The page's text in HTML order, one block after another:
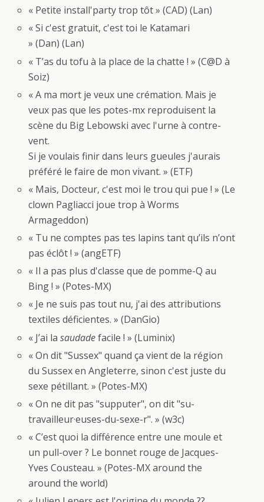
« Petite install'party trop tôt » (CAD) (Lan)
« Si c'est gratuit, c'est toi le Katamari
» (Dan) (Lan)
« T’as du tofu à la place de la chatte ! » (C@D à
Soiz)
« A ma mort je veux une crémation. Mais je
veux pas que les potes-mx reproduisent la
scène du Big Lebowski avec l'urne à contre-
vent.
Si je voulais finir dans leurs gueules j'aurais
préféré le faire de mon vivant. » (ETF)
« Mais, Docteur, c'est moi le trou qui pue ! » (Le
clown Pagliacci joue trop à Worms
Armageddon)
« Tu ne comptes pas tes lapins tant qu’ils n’ont
pas éclôt ! » (angETF)
« Il a pas plus d'classe que de pomme-Q au
Bing ! » (Potes-MX)
« Je ne suis pas tout nu, j'ai des attributions
textiles déficientes. » (DanGio)
« J’ai lasaudadefacile ! » (Luminix)
« On dit "Sussex" quand ça vient de la région
du Sussex en Angleterre, sinon c'est juste du
sexe pétillant. » (Potes-MX)
« On ne dit pas "supputer", on dit "su-
travailleur·euses-du-sexe-r". » (w3c)
« C’est quoi la différence entre une moule et
un pull-over ? Le bonnet rouge de Jacques-
Yves Cousteau. » (Potes-MX around the
around the world)